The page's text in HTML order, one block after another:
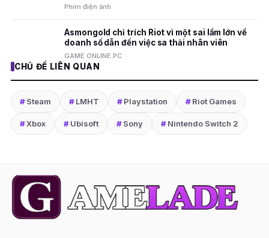
Phim điện ảnh
Asmongold chỉ trích Riot vì một sai lầm lớn về
doanh số dẫn đến việc sa thải nhân viên
GAME ONLINE PC
CHỦ ĐỀ LIÊN QUAN
#Steam #LMHT #Playstation #Riot Games
#Xbox #Ubisoft #Sony #Nintendo Switch 2